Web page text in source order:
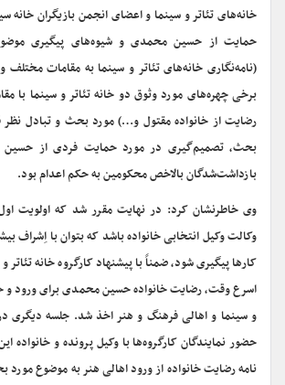
خانه‌های تئاتر و سینما و اعضای انجمن بازیگران خانه
حمایت از حسین محمدی و شیوه‌های پیگیری
(نامه‌نگاری خانه‌های تئاتر و سینما به مقامات مختلف
برخی چهره‌های مورد وثوق دو خانه تئاتر و سینما با
رضایت از خانواده مقتول و…) مورد بحث و تبادل
بحث، تصمیم‌گیری در مورد حمایت فردی از
بازداشت‌شدگان بالاخص محکومین به حکم اعدام بود.
وی خاطرنشان کرد: در نهایت مقرر شد که اولویت
وکالت وکیل انتخابی خانواده باشد که بتوان با اِشراف
کارها پیگیری شود، ضمناً با پیشنهاد کارگروه خانه
اسرع وقت، رضایت خانواده حسین محمدی برای ورود و
حضور نمایندگان کارگروه‌ها با وکیل پرونده و خانواده
نامه رضایت خانواده از ورود اهالی هنر به موضوع مورد